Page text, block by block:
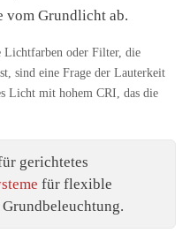
vom Grundlicht ab.
oder Filter, die
sind eine Frage der Lauterkeit
Licht mit hohem CRI, das die
gerichtetes
für flexible
Grundbeleuchtung.